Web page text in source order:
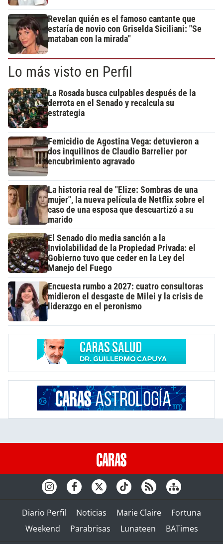
Revelan quién es el famoso cantante que
estaría de novio con Griselda Siciliani: "Se
mataban con la mirada"
Lo más visto en Perfil
La Rosada busca culpables después de la
derrota en el Senado y recalcula su
estrategia
Femicidio de Agostina Vega: detuvieron a
dos inquilinos de Claudio Barrelier por
encubrimiento agravado
La historia real de "Elize: Sombras de una
mujer", la nueva película de Netflix sobre el
caso de una esposa que descuartizó a su
marido
El Senado dio media sanción a la
Inviolabilidad de la Propiedad Privada: el
Gobierno tuvo que ceder en la Ley del
Manejo del Fuego
Encuesta rumbo a 2027: cuatro consultoras
midieron el desgaste de Milei y la crisis de
liderazgo en el peronismo
Diario Perfil Noticias Marie Claire
Fortuna
Weekend
Parabrisas Lunateen BATimes